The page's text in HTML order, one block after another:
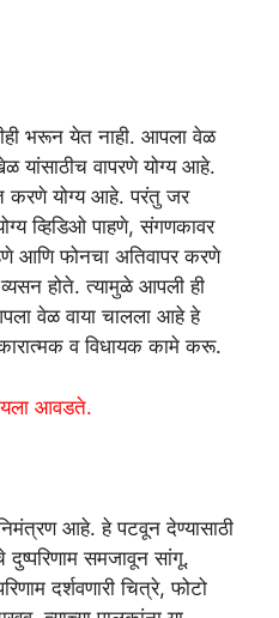
भरून येत नाही. आपला वेळ
यांसाठीच वापरणे योग्य आहे.
करणे योग्य आहे. परंतु जर
व्हिडिओ पाहणे, संगणकावर
आणि फोनचा अतिवापर करणे
होते. त्यामुळे आपली ही
वेळ वाया चालला आहे हे
व विधायक कामे करू.
आवडते.
आहे. हे पटवून देण्यासाठी
दुष्परिणाम समजावून सांगू.
दर्शवणारी चित्रे, फोटो